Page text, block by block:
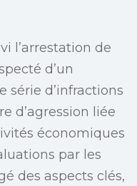
l’arrestation de
d’un
série d’infractions
d’agression liée
économiques
par les
des aspects clés,